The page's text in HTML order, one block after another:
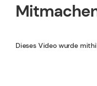
Dieses Video wurde